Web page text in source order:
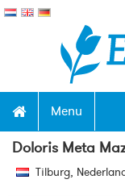
Menu
Doloris Meta
Tilburg,